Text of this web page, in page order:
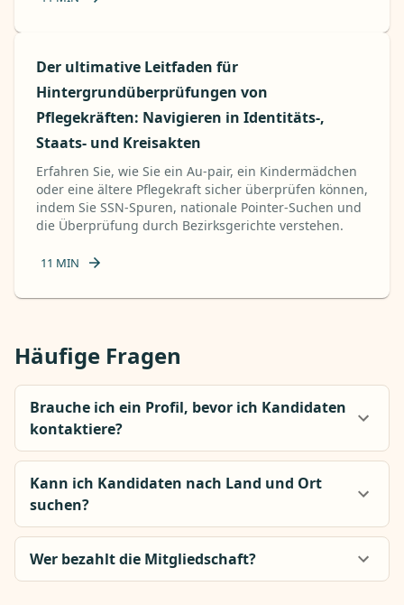
Der ultimative Leitfaden für
Hintergrundüberprüfungen von
Pflegekräften: Navigieren in Identitäts-,
Staats- und Kreisakten
Erfahren Sie, wie Sie ein Au-pair, ein Kindermädchen
oder eine ältere Pflegekraft sicher überprüfen können,
indem Sie SSN-Spuren, nationale Pointer-Suchen und
die Überprüfung durch Bezirksgerichte verstehen.
11 MIN
Häufige Fragen
Brauche ich ein Profil, bevor ich Kandidaten
kontaktiere?
Kann ich Kandidaten nach Land und Ort
suchen?
Wer bezahlt die Mitgliedschaft?